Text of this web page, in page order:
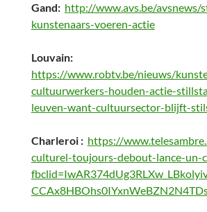
Gand: http://www.avs.be/avsnews/
kunstenaars-voeren-actie
Louvain:
https://www.robtv.be/nieuws/
cultuurwerkers-houden-actie-
leuven-want-cultuursector-blijft-
Charleroi : https://
culturel-toujours-debout-lance-un-